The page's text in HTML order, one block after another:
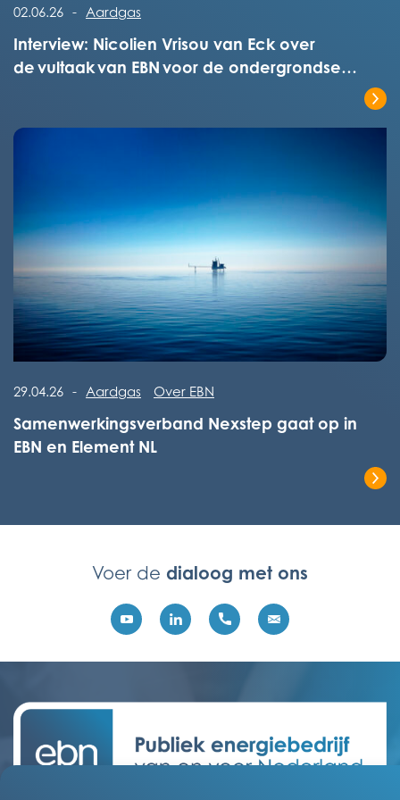
Lees het volledige bericht
Interview: Nicolien Vrisou van Eck over
de vultaak van EBN voor de ondergrondse
02.06.26 - Aardgas
Lees het volledige bericht
Samenwerkingsverband Nexstep gaat op in
EBN en Element NL
29.04.26 - Aardgas Over EBN
Voer de dialoog met ons